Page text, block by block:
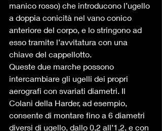
manico rosso) che introducono l’ugello
a doppia conicità nel vano conico
anteriore del corpo, e lo stringono ad
esso tramite l’avvitatura con una
chiave del cappellotto.
Queste due marche possono
intercambiare gli ugelli dei propri
aerografi con svariati diametri. Il
Colani della Harder, ad esempio,
consente di montare fino a 6 diametri
diversi di ugello, dallo 0,2 all’1,2, e con